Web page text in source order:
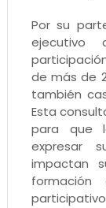
Por su
ejecutivo
de más de
también
Esta
para que
expresar
impactan
participativo